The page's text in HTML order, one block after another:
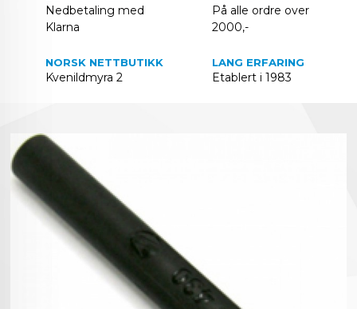
Nedbetaling med
Klarna
På alle ordre over
2000,-
NORSK NETTBUTIKK
Kvenildmyra 2
LANG ERFARING
Etablert i 1983